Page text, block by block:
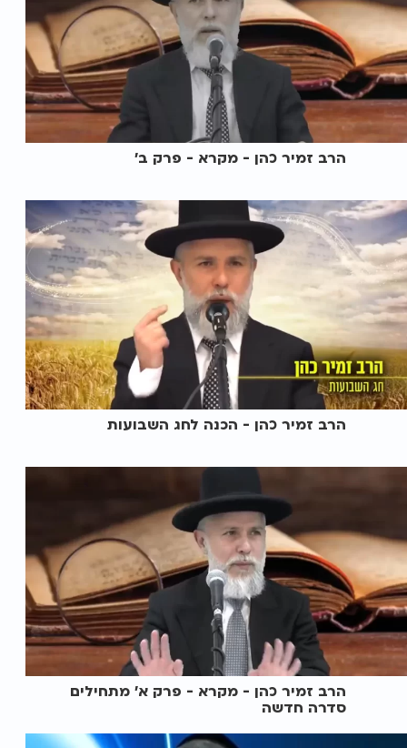
הרב זמיר כהן - מקרא - פרק ב’
הרב זמיר כהן - הכנה לחג השבועות
הרב זמיר כהן - מקרא - פרק א' מתחילים
סדרה חדשה